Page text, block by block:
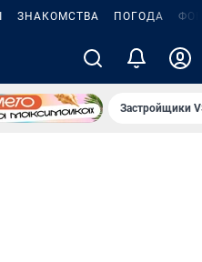
ЗНАКОМСТВА ПОГОДА
Застройщики